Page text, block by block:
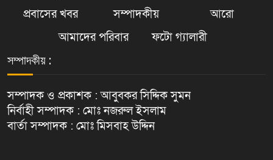
প্রবাসের খবর
সম্পাদকীয়
আরো
আমাদের পরিবার
ফটো গ্যালারী
সম্পাদকীয় :
সম্পাদক ও প্রকাশক : আবুবকর সিদ্দিক সুমন
নির্বাহী সম্পাদক : মোঃ নজরুল ইসলাম
বার্তা সম্পাদক : মোঃ মিসবাহ উদ্দিন